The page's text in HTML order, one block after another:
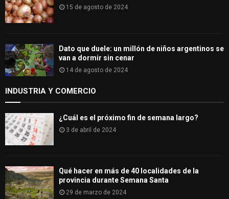
15 de agosto de 2024
Dato que duele: un millón de niños argentinos se
van a dormir sin cenar
14 de agosto de 2024
INDUSTRIA Y COMERCIO
¿Cuál es el próximo fin de semana largo?
3 de abril de 2024
Qué hacer en más de 40 localidades de la
provincia durante Semana Santa
29 de marzo de 2024